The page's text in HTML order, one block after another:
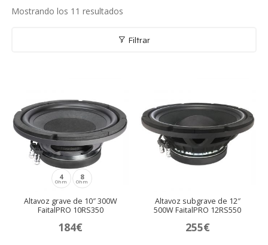
Mostrando los 11 resultados
Filtrar
4
Ohm
8
Ohm
Altavoz grave de 10″ 300W
FaitalPRO 10RS350
184€
Altavoz subgrave de 12″
500W FaitalPRO 12RS550
255€